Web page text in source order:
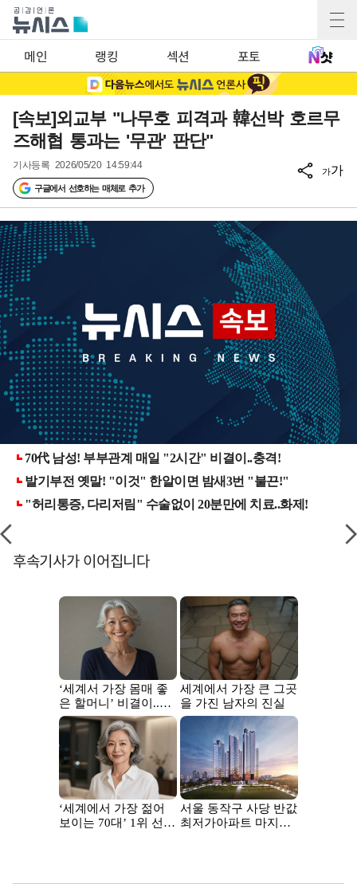
메인 랭킹 섹션 포토
[속보]외교부 "나무호 피격과 韓선박 호르무
즈해협 통과는 '무관' 판단"
기사등록 2026/05/20 14:59:44
구글에서 선호하는 매체로 추가
가가
후속기사가 이어집니다